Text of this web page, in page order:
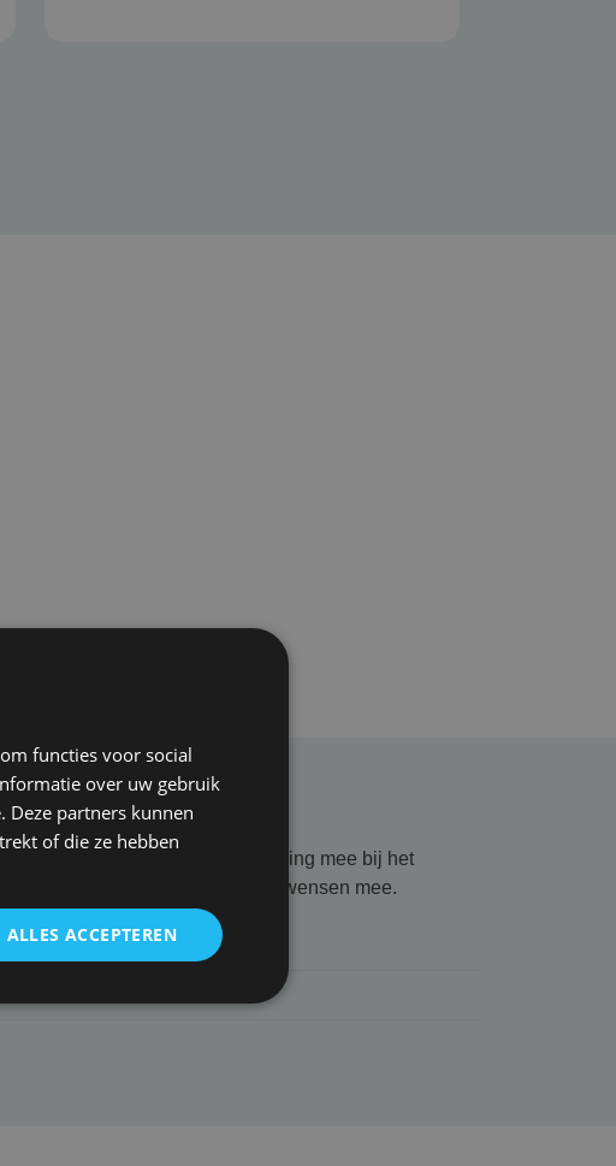
de hoogte en houden hier rekening mee bij het
ze hierbij ook uw persoonlijke wensen mee.
functies voor social
over uw gebruik
Deze partners kunnen
of die ze hebben
ALLES ACCEPTEREN